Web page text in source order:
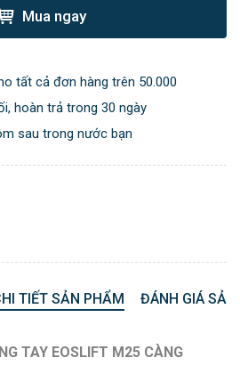
Mua ngay
tất cả đơn hàng trên 50.000
hoàn trả trong 30 ngày
sau trong nước bạn
TIẾT SẢN PHẨM ĐÁNH GIÁ
TAY EOSLIFT M25 CÀNG